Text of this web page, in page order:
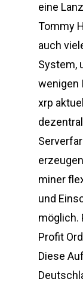
eine
Tommy
auch
System,
wenigen
xrp
miner
und
möglich.
Profit
Diese